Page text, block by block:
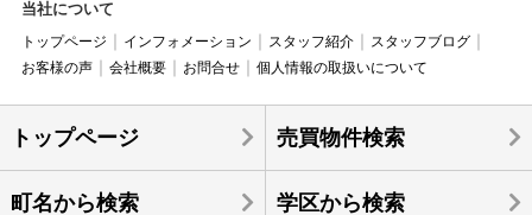
当社について
トップページ インフォメーション スタッフ紹介
スタッフブログ
お客様の声
会社概要 お問合せ 個人情報の取扱いについて
トップページ 売買物件検索
町名から検索 学区から検索